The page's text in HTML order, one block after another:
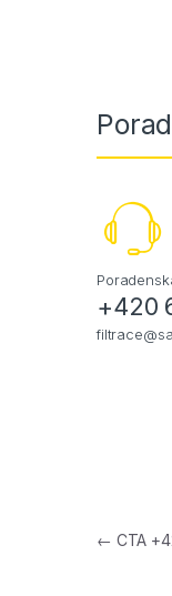
+420
← CTA